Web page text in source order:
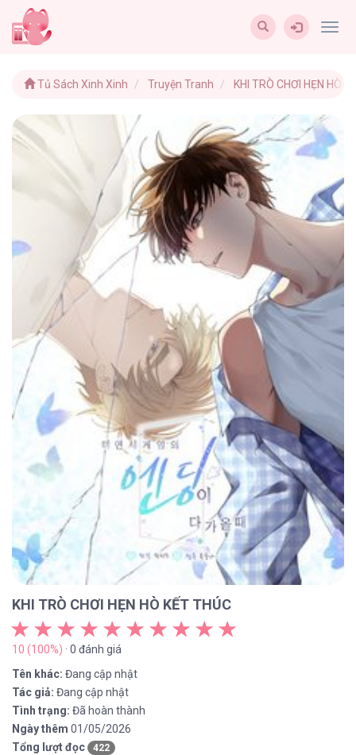
Tủ Sách Xinh Xinh Truyện Tranh KHI TRÒ CHƠI HẸN HÒ
KHI TRÒ CHƠI HẸN HÒ KẾT THÚC
10 (100%) · 0 đánh giá
Tên khác: Đang cập nhật
Tác giả: Đang cập nhật
Tình trạng: Đã hoàn thành
Ngày thêm 01/05/2026
Tổng lượt đọc
422